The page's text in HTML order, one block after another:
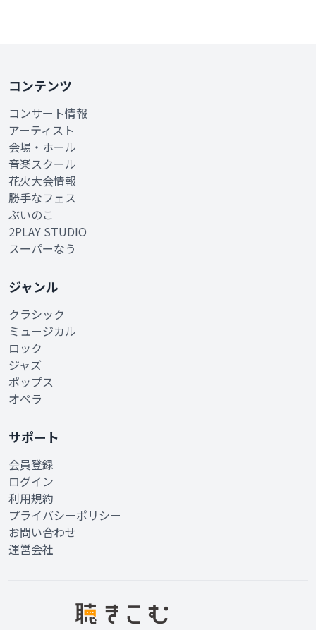
コンテンツ
コンサート情報
アーティスト
会場・ホール
音楽スクール
花火大会情報
勝手なフェス
ぶいのこ
2PLAY STUDIO
スーパーなう
ジャンル
クラシック
ミュージカル
ロック
ジャズ
ポップス
オペラ
サポート
会員登録
ログイン
利用規約
プライバシーポリシー
お問い合わせ
運営会社